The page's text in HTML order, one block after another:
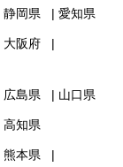
静岡県 愛知県
大阪府
広島県 山口県
高知県
熊本県